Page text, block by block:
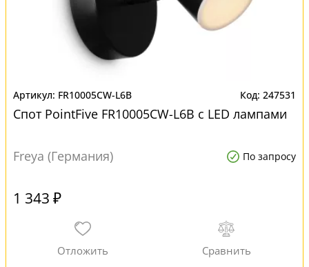
FR10005CW-L6B 247531
Спот PointFive FR10005CW-L6B с LED лампами
Freya (Германия) По запросу
1 343 ₽